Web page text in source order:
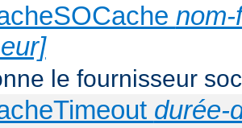
le fournisseur
durée-